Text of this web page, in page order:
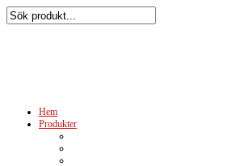
Hem
Produkter